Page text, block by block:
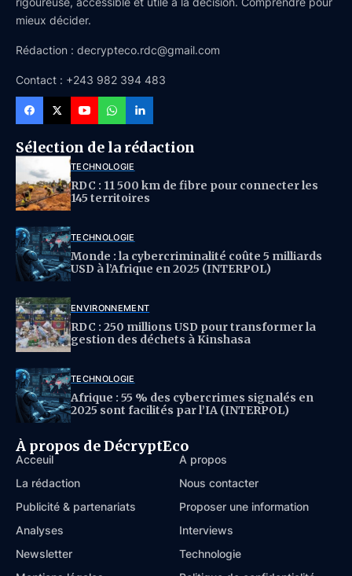
mieux décider.
Rédaction : decrypteco.rdc@gmail.com
Contact : +243 982 394 483
Sélection de la rédaction
TECHNOLOGIE
RDC : 11 500 km de fibre pour connecter les
145 territoires
TECHNOLOGIE
Monde : la cybercriminalité coûte 5 milliards
USD à l’Afrique en 2025 (INTERPOL)
ENVIRONNEMENT
RDC : 250 millions USD pour transformer la
gestion des déchets à Kinshasa
TECHNOLOGIE
Afrique : 55 % des cybercrimes signalés en
2025 sont facilités par l’IA (INTERPOL)
À propos de DécryptEco
Acceuil
À propos
La rédaction
Nous contacter
Publicité & partenariats
Proposer une information
Analyses
Interviews
Newsletter
Technologie